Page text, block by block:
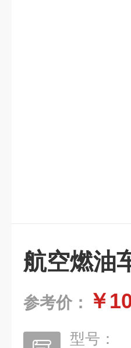
航空燃油
参考价： ￥
型号：